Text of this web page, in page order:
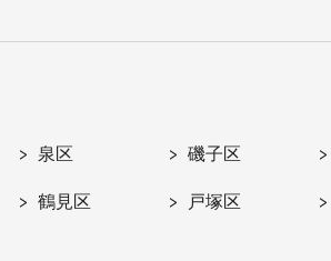
泉区 磯子区
鶴見区 戸塚区